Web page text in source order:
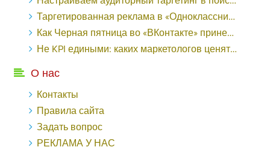
Таргетированная реклама в «Одноклассниках»: как ее настроить и нужно ли - «Заработок»
Как Черная пятница во «ВКонтакте» принесла магазину подарков 221 продажу по цене 38 рублей - «Заработок»
Не KPI едиными: каких маркетологов ценят - «Заработок»
О нас
Контакты
Правила сайта
Задать вопрос
РЕКЛАМА У НАС